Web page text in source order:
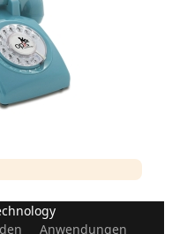
Anwendungen